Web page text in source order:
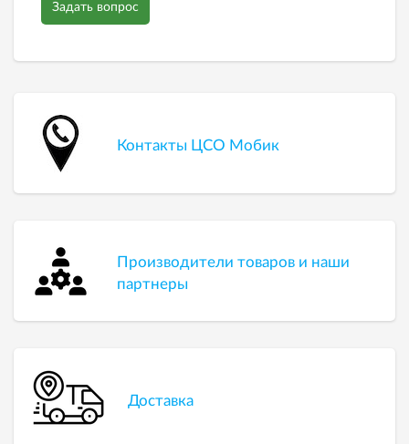
Задать вопрос
Контакты ЦСО Мобик
Производители товаров и наши
партнеры
Доставка